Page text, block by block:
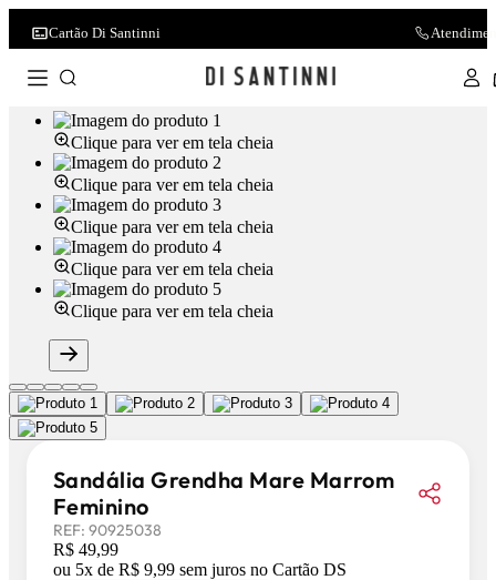
Cartão Di Santinni
Clique para ver em tela cheia
Clique para ver em tela cheia
Clique para ver em tela cheia
Clique para ver em tela cheia
Clique para ver em tela cheia
Sandália Grendha Mare Marrom
Feminino
REF: 90925038
R$ 49,99
ou 5x de R$ 9,99 sem juros no Cartão DS